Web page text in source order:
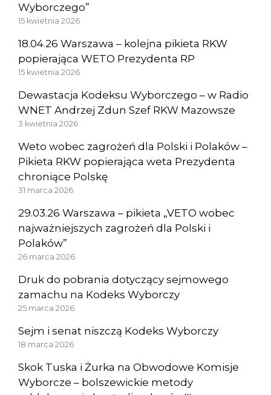
Wyborczego”
15 kwietnia 2026
18.04.26 Warszawa – kolejna pikieta RKW
popierająca WETO Prezydenta RP
15 kwietnia 2026
Dewastacja Kodeksu Wyborczego – w Radio
WNET Andrzej Zdun Szef RKW Mazowsze
3 kwietnia 2026
Weto wobec zagrożeń dla Polski i Polaków –
Pikieta RKW popierająca weta Prezydenta
chroniące Polskę
31 marca 2026
29.03.26 Warszawa – pikieta „VETO wobec
najważniejszych zagrożeń dla Polski i
Polaków”
26 marca 2026
Druk do pobrania dotyczący sejmowego
zamachu na Kodeks Wyborczy
25 marca 2026
Sejm i senat niszczą Kodeks Wyborczy
18 marca 2026
Skok Tuska i Żurka na Obwodowe Komisje
Wyborcze – bolszewickie metody